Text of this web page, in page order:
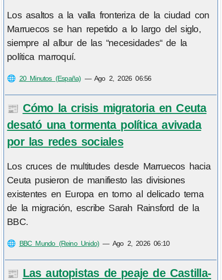
Los asaltos a la valla fronteriza de la ciudad con
Marruecos se han repetido a lo largo del siglo,
siempre al albur de las “necesidades“ de la
política marroquí.
🌐 20 Minutos (España) —Ago 2, 2026 06:56
📰 Cómo la crisis migratoria en Ceuta
desató una tormenta política avivada
por las redes sociales
Los cruces de multitudes desde Marruecos hacia
Ceuta pusieron de manifiesto las divisiones
existentes en Europa en torno al delicado tema
de la migración, escribe Sarah Rainsford de la
BBC.
🌐 BBC Mundo (Reino Unido) — Ago 2, 2026 06:10
📰 Las autopistas de peaje de Castilla-